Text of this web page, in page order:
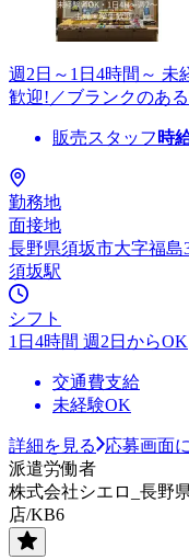
週2日～1日4時間～ 未
歓迎!／ブランクのあ
販売スタッフ 時
勤務地
面接地
長野県須坂市大字福島
須坂駅
シフト
1日4時間 週2日からOK
交通費支給
未経験OK
詳細を見る
応募画面
派遣労働者
株式会社シエロ_長野
店/KB6